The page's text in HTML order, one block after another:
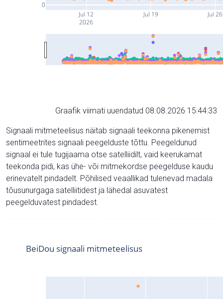
Jul 12
2026
Jul 19 Jul 26
0
Graafik viimati uuendatud 08.08.2026 15:44:33
Signaali mitmeteelisus näitab signaali teekonna pikenemist
sentimeetrites signaali peegelduste tõttu. Peegeldunud
signaal ei tule tugijaama otse satelliidilt, vaid keerukamat
teekonda pidi, kas ühe- või mitmekordse peegelduse kaudu
erinevatelt pindadelt. Põhilised veaallikad tulenevad madala
tõusunurgaga satelliitidest ja lähedal asuvatest
peegelduvatest pindadest.
BeiDou signaali mitmeteelisus